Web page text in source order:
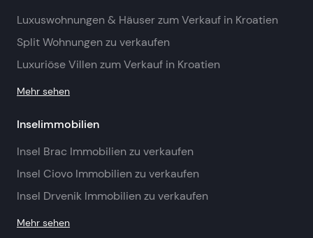
Luxuswohnungen & Häuser zum Verkauf in Kroatien
Split Wohnungen zu verkaufen
Luxuriöse Villen zum Verkauf in Kroatien
Mehr sehen
Inselimmobilien
Insel Brac Immobilien zu verkaufen
Insel Ciovo Immobilien zu verkaufen
Insel Drvenik Immobilien zu verkaufen
Mehr sehen